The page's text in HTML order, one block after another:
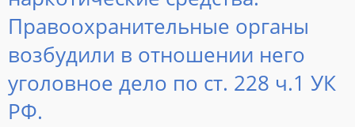
Правоохранительные органы
возбудили в отношении него
уголовное дело по ст. 228 ч.1 УК
РФ.